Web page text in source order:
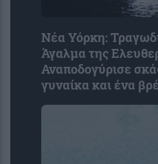
Νέα Υόρκη:
Άγαλμα της
Αναποδογύρισε
γυναίκα και ένα